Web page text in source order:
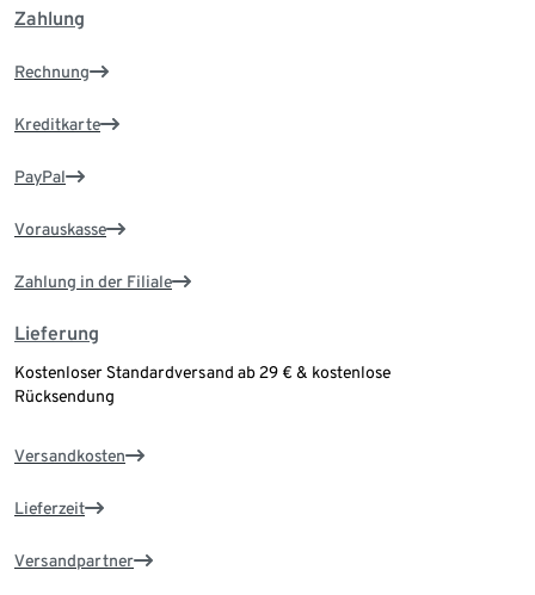
Zahlung
Rechnung
Kreditkarte
PayPal
Vorauskasse
Zahlung in der Filiale
Lieferung
Kostenloser Standardversand ab 29 € & kostenlose
Rücksendung
Versandkosten
Lieferzeit
Versandpartner